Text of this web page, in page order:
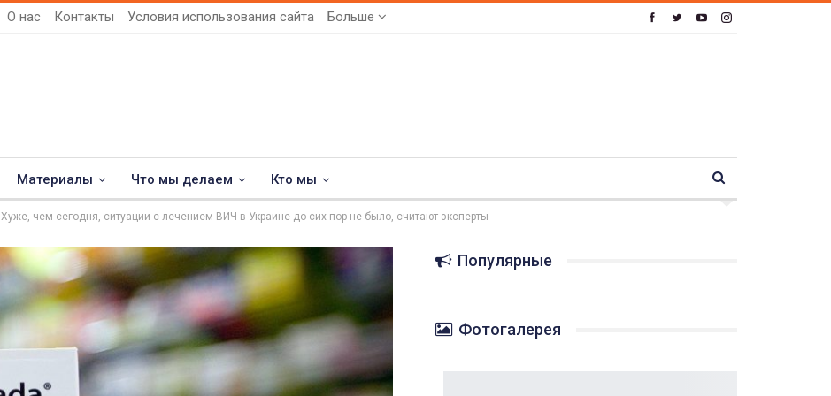
О нас Контакты Условия использования сайта Больше
Материалы Что мы делаем Кто мы
Хуже, чем сегодня, ситуации с лечением ВИЧ в Украине до сих пор не было, считают эксперты
Популярные
Фотогалерея